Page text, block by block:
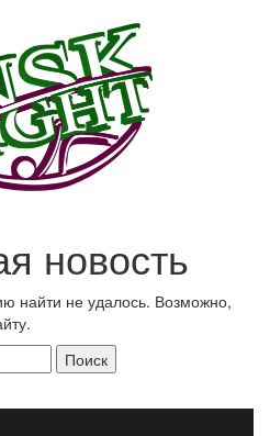
новость
найти не удалось. Возможно,